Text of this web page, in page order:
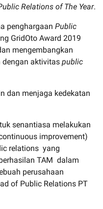
Relations of The Year.
penghargaan Public
GridOto Award 2019
mengembangkan
dengan aktivitas public
dan menjaga kedekatan
senantiasa melakukan
improvement)
relations yang
TAM dalam
perusahaan
of Public Relations PT